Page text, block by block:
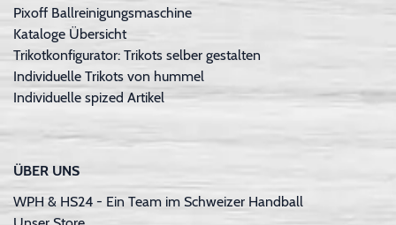
Pixoff Ballreinigungsmaschine
Kataloge Übersicht
Trikotkonfigurator: Trikots selber gestalten
Individuelle Trikots von hummel
Individuelle spized Artikel
ÜBER UNS
WPH & HS24 - Ein Team im Schweizer Handball